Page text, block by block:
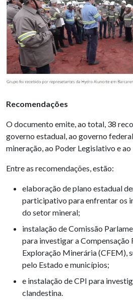
Recomendações
O documento emite, ao total, 38
governo estadual, ao governo
mineração, ao Poder Legislativo e ao
Entre as recomendações, estão:
elaboração de plano estadual
participativo para enfrentar os
do setor mineral;
instalação de Comissão
para investigar a Compensação
Exploração Minerária (CFEM),
pelo Estado e municípios;
e instalação de CPI para
clandestina.